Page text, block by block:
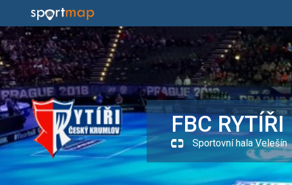
FBC RYTÍŘI
Sportovní hala Velešín